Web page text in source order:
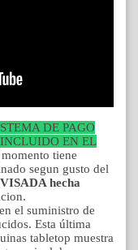
DE PAGO
EN EL
tiene
segun gusto del
hecha
el suministro de
Esta última
tabletop muestra